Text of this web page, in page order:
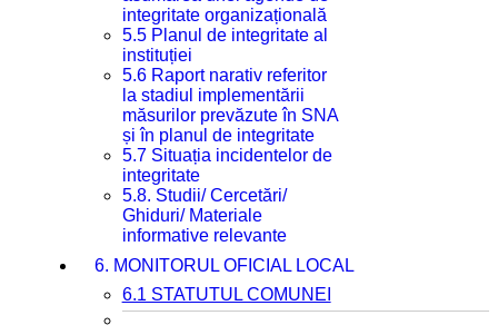
integritate organizațională
5.5 Planul de integritate al
instituției
5.6 Raport narativ referitor
la stadiul implementării
măsurilor prevăzute în SNA
și în planul de integritate
5.7 Situația incidentelor de
integritate
5.8. Studii/ Cercetări/
Ghiduri/ Materiale
informative relevante
6. MONITORUL OFICIAL LOCAL
6.1 STATUTUL COMUNEI